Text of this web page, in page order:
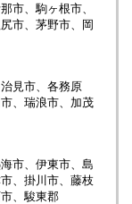
市、駒ヶ根市、
市、茅野市、岡
見市、各務原
、瑞浪市、加茂
市、伊東市、島
、掛川市、藤枝
、駿東郡